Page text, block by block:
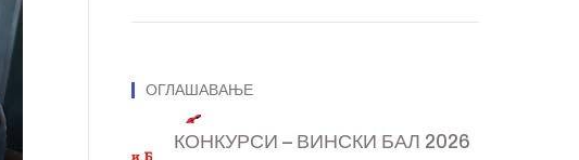
ОГЛАШАВАЊЕ
КОНКУРСИ – ВИНСКИ БАЛ 2026